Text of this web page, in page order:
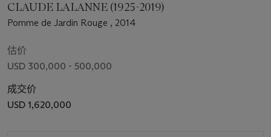
CLAUDE LALANNE (1925-2019)
Pomme de Jardin Rouge , 2014
估价
USD 300,000 - 500,000
成交价
USD 1,620,000